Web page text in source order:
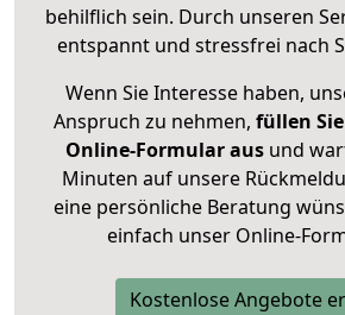
behilflich sein. Durch unseren
entspannt und stressfrei nach
Wenn Sie Interesse haben,
Anspruch zu nehmen, füllen
Online-Formular ausund
Minuten auf unsere
eine persönliche Beratung
einfach unser Online-
Kostenlose Angebote